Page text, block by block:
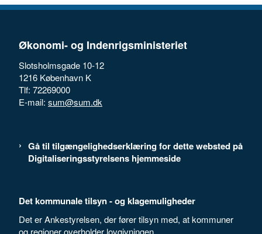
Økonomi- og Indenrigsministeriet
Slotsholmsgade 10-12
1216 København K
Tlf: 72269000
E-mail: sum@sum.dk
Gå til tilgængelighedserklæring for dette websted på
Digitaliseringsstyrelsens hjemmeside
Det kommunale tilsyn - og klagemuligheder
Det er Ankestyrelsen, der fører tilsyn med, at kommuner
og regioner overholder lovgivningen.